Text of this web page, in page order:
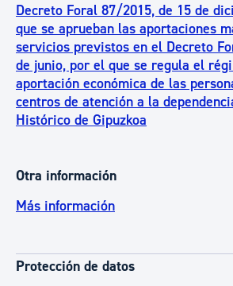
Decreto Foral 87/2015, de 15 de
que se aprueban las aportaciones
servicios previstos en el Decreto
de junio, por el que se regula el
aportación económica de las
centros de atención a la
Histórico de Gipuzkoa
Otra información
Más información
Protección de datos